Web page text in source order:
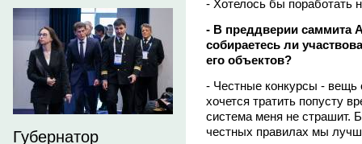
Губернатор
- Хотелось бы поработать
- В преддверии саммита
собираетесь ли
его объектов?
- Честные конкурсы - вещь
хочется тратить попусту
система меня не страшит.
честных правилах мы